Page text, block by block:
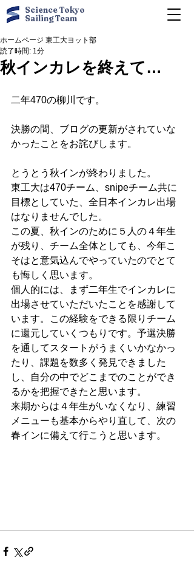
Science Tokyo
Sailing Team
秋インカレを終えて…
ホームページ 東工大ヨット部
読了時間: 1分
二年470の柳川です。
決勝の間、ブログの更新がされていな
かったことをお詫びします。
とうとう秋インが終わりました。
東工大は470チーム、snipeチーム共に
目標としていた、全日本インカレ出場
はなりませんでした。
この夏、秋インのために５人の４年生
が残り、チーム全体としても、今年こ
そはと意気込んでやっていたのでとて
も悔しく思います。
個人的には、まず二年生でインカレに
出場させていただいたことを感謝して
います。この経験をできる限りチーム
に還元していくつもりです。予選決勝
を通してスタートがうまくいかなかっ
たり、課題を数多く発見できました
し、自分の中でどこまでのことができ
るかを把握できたと思います。
来期からは４年生がいなくなり、練習
メニューも基本からやり直して、次の
春インに備えて行こうと思います。